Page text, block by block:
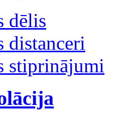
dēlis
distanceri
stiprinājumi